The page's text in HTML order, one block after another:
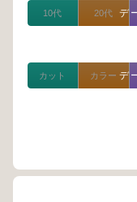
デ
10代 20代
デ
カット カラー